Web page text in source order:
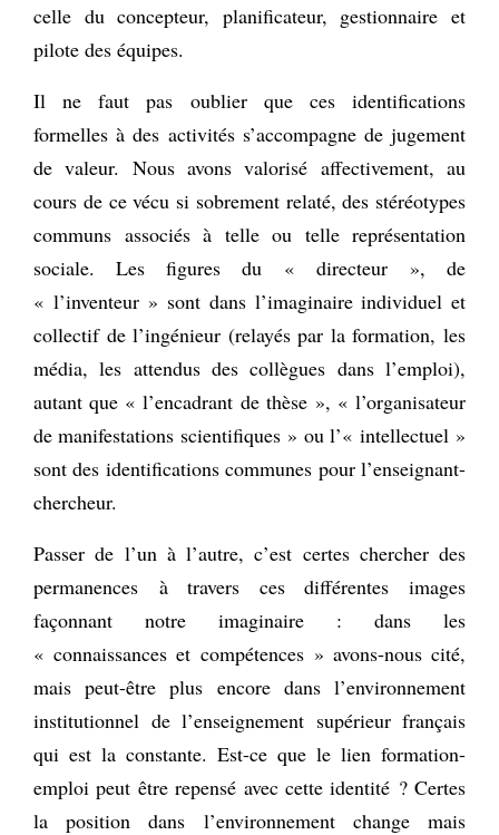
celle du concepteur, planificateur, gestionnaire et
pilote des équipes.
Il ne faut pas oublier que ces identifications
formelles à des activités s’accompagne de jugement
de valeur. Nous avons valorisé affectivement, au
cours de ce vécu si sobrement relaté, des stéréotypes
communs associés à telle ou telle représentation
sociale. Les figures du « directeur », de
« l’inventeur » sont dans l’imaginaire individuel et
collectif de l’ingénieur (relayés par la formation, les
média, les attendus des collègues dans l’emploi),
autant que « l’encadrant de thèse », « l’organisateur
de manifestations scientifiques » ou l’« intellectuel »
sont des identifications communes pour l’enseignant-
chercheur.
Passer de l’un à l’autre, c’est certes chercher des
permanences à travers ces différentes images
façonnant notre imaginaire : dans les
« connaissances et compétences » avons-nous cité,
mais peut-être plus encore dans l’environnement
institutionnel de l’enseignement supérieur français
qui est la constante. Est-ce que le lien formation-
emploi peut être repensé avec cette identité ? Certes
la position dans l’environnement change mais